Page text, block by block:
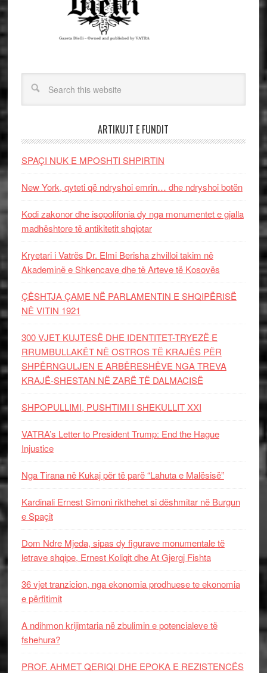
ARTIKUJT E FUNDIT
SPAÇI NUK E MPOSHTI SHPIRTIN
New York, qyteti që ndryshoi emrin… dhe ndryshoi botën
Kodi zakonor dhe isopolifonia dy nga monumentet e gjalla
madhështore të antikitetit shqiptar
Kryetari i Vatrës Dr. Elmi Berisha zhvilloi takim në
Akademinë e Shkencave dhe të Arteve të Kosovës
ÇËSHTJA ÇAME NË PARLAMENTIN E SHQIPËRISË
NË VITIN 1921
300 VJET KUJTESË DHE IDENTITET-TRYEZË E
RRUMBULLAKËT NË OSTROS TË KRAJËS PËR
SHPËRNGULJEN E ARBËRESHËVE NGA TREVA
KRAJË-SHESTAN NË ZARË TË DALMACISË
SHPOPULLIMI, PUSHTIMI I SHEKULLIT XXI
VATRA’s Letter to President Trump: End the Hague
Injustice
Nga Tirana në Kukaj për të parë “Lahuta e Malësisë”
Kardinali Ernest Simoni rikthehet si dëshmitar në Burgun
e Spaçit
Dom Ndre Mjeda, sipas dy figurave monumentale të
letrave shqipe, Ernest Koliqit dhe At Gjergj Fishta
36 vjet tranzicion, nga ekonomia prodhuese te ekonomia
e përfitimit
A ndihmon krijimtaria në zbulimin e potencialeve të
fshehura?
PROF. AHMET QERIQI DHE EPOKA E REZISTENCЁS